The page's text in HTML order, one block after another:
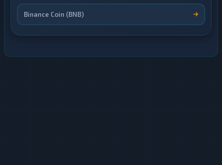
Binance Coin (BNB)